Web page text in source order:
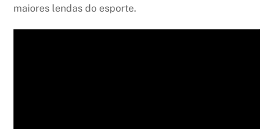
maiores lendas do esporte.